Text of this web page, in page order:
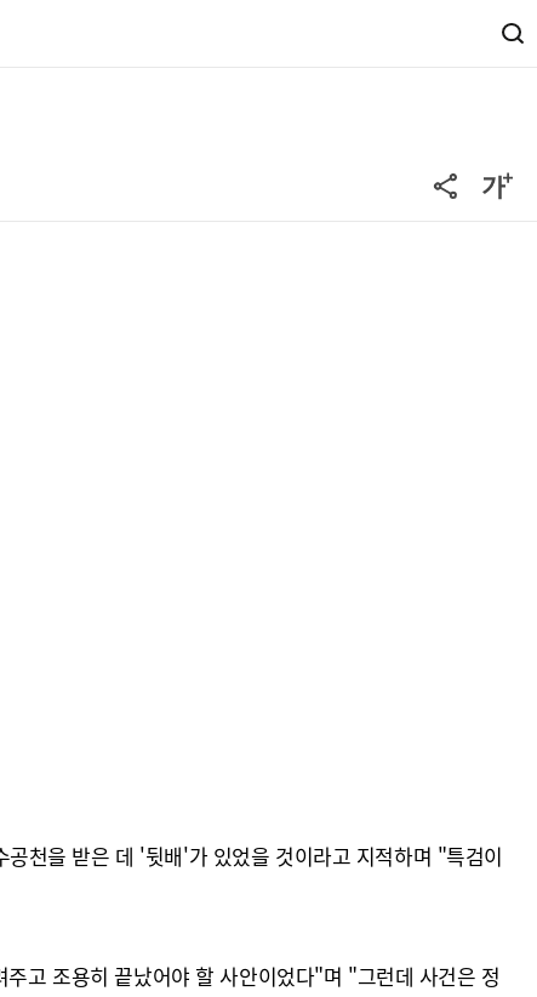
천을 받은 데 '뒷배'가 있었을 것이라고 지적하며 "특검이
고 조용히 끝났어야 할 사안이었다"며 "그런데 사건은 정